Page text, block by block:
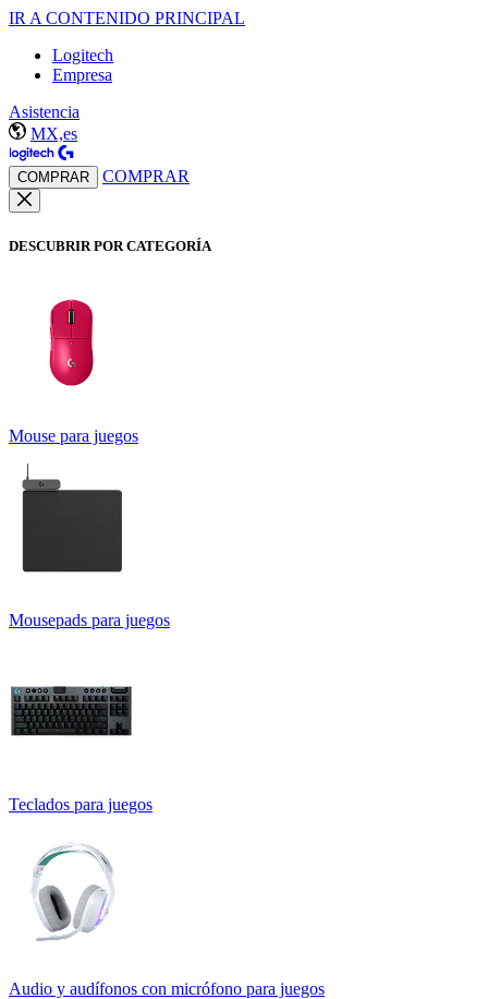
IR A CONTENIDO PRINCIPAL
Logitech
Empresa
Asistencia
MX,es
COMPRAR COMPRAR
DESCUBRIR POR CATEGORÍA
Mouse para juegos
Mousepads para juegos
Teclados para juegos
Audio y audífonos con micrófono para juegos